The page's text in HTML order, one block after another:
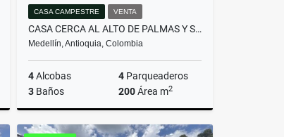
CASA CAMPESTRE VENTA
CASA CERCA AL ALTO DE PALMAS Y SANTA ELENA
Medellín, Antioquia, Colombia
4Alcobas 4 Parqueaderos
3 Baños 200Área m2
Venta